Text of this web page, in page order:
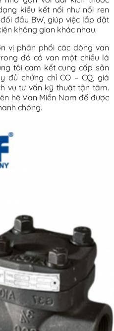
kiểu kết nối như nối ren
đầu BW, giúp việc lắp đặt
không gian khác nhau.
vị phân phối các dòng van
đó có van một chiều lá
tôi cam kết cung cấp sản
đủ chứng chỉ CO – CQ, giá
vụ tư vấn kỹ thuật tận tâm.
hệ Van Miền Nam để được
chóng.